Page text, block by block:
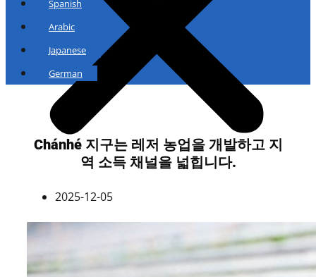
Spanish
Arabic
Japanese
German
Chánhé 지구는 레저 농업을 개발하고 지
역 소득 채널을 넓힙니다.
2025-12-05